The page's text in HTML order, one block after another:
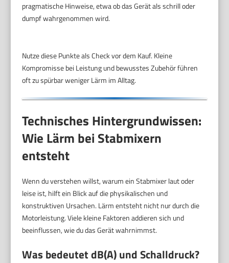
pragmatische Hinweise, etwa ob das Gerät als schrill oder
dumpf wahrgenommen wird.
Nutze diese Punkte als Check vor dem Kauf. Kleine
Kompromisse bei Leistung und bewusstes Zubehör führen
oft zu spürbar weniger Lärm im Alltag.
Technisches Hintergrundwissen:
Wie Lärm bei Stabmixern
entsteht
Wenn du verstehen willst, warum ein Stabmixer laut oder
leise ist, hilft ein Blick auf die physikalischen und
konstruktiven Ursachen. Lärm entsteht nicht nur durch die
Motorleistung. Viele kleine Faktoren addieren sich und
beeinflussen, wie du das Gerät wahrnimmst.
Was bedeutetdB(A)und Schalldruck?